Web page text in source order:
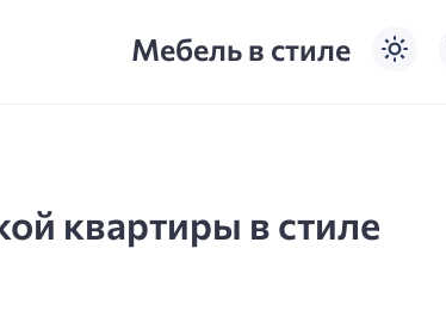
Мебель в стиле
квартиры в стиле